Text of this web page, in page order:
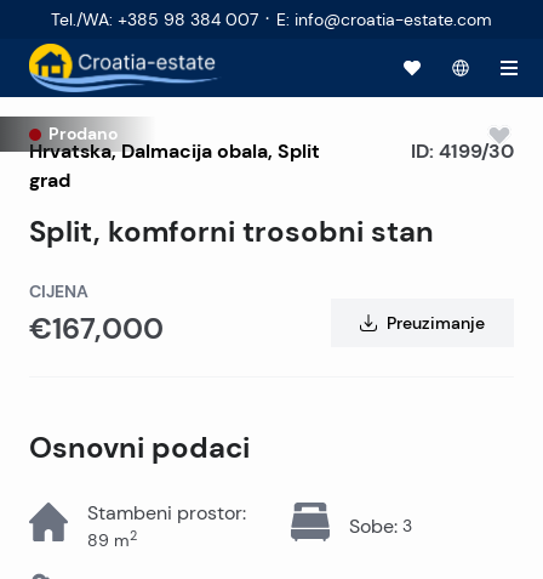
Tel./WA: +385 98 384 007 · E: info@croatia-estate.com
Prodano
Hrvatska,Dalmacija obala, Split
grad
Split, komforni trosobni stan
ID: 4199/30
CIJENA
€167,000 Preuzimanje
Osnovni podaci
Stambeni prostor:
89 m2 Sobe: 3